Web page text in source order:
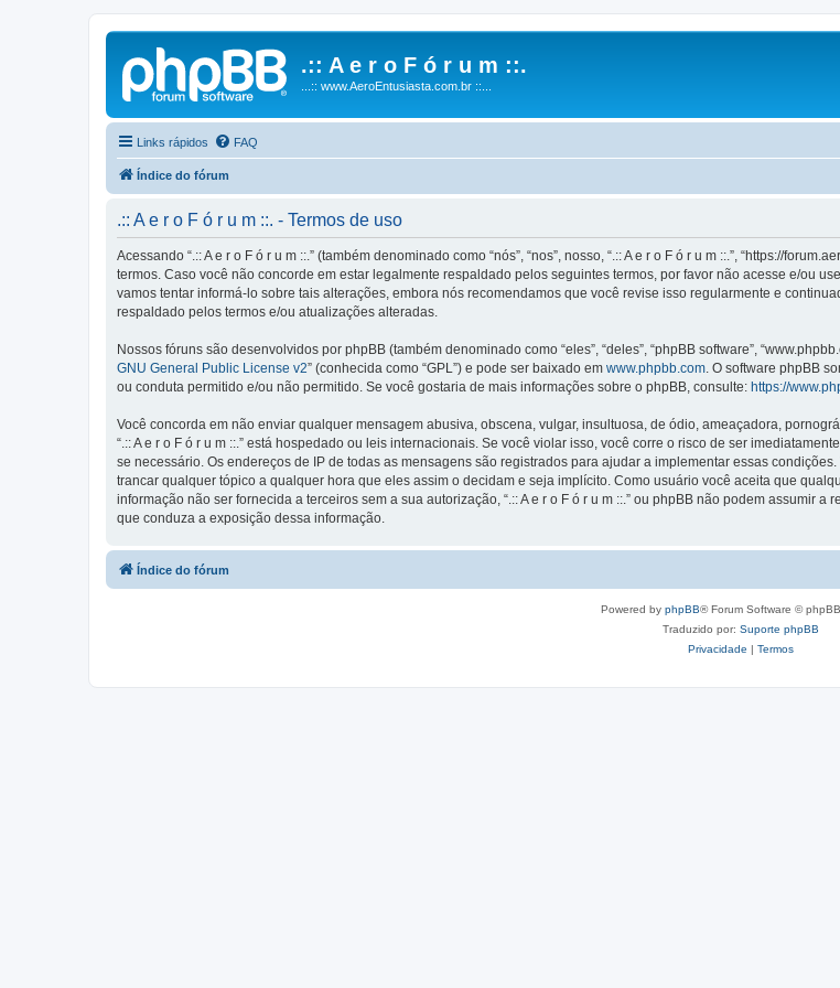
.:: A e r o F ó r u m ::.
...:: www.AeroEntusiasta.com.br ::...
Links rápidos FAQ
Índice do fórum
.:: A e r o F ó r u m ::. - Termos de uso
Acessando “.:: A e r o F ó r u m ::.” (também denominado como “nós”, “nos”, nosso, “.:: A e r o F ó r u m ::.”, “https://
termos. Caso você não concorde em estar legalmente respaldado pelos seguintes termos, por favor não acesse e/ou
vamos tentar informá-lo sobre tais alterações, embora nós recomendamos que você revise isso regularmente e
respaldado pelos termos e/ou atualizações alteradas.
Nossos fóruns são desenvolvidos por phpBB (também denominado como “eles”, “deles”, “phpBB software”,
GNU General Public License v2” (conhecida como “GPL”) e pode ser baixado em www.phpbb.com . O software phpBB
ou conduta permitido e/ou não permitido. Se você gostaria de mais informações sobre o phpBB, consulte: https://
Você concorda em não enviar qualquer mensagem abusiva, obscena, vulgar, insultuosa, de ódio, ameaçadora,
“.:: A e r o F ó r u m ::.” está hospedado ou leis internacionais. Se você violar isso, você corre o risco de ser
se necessário. Os endereços de IP de todas as mensagens são registrados para ajudar a implementar essas condições.
trancar qualquer tópico a qualquer hora que eles assim o decidam e seja implícito. Como usuário você aceita que
informação não ser fornecida a terceiros sem a sua autorização, “.:: A e r o F ó r u m ::.” ou phpBB não podem assumir
que conduza a exposição dessa informação.
Índice do fórum
Powered by phpBB® Forum Software ©
Traduzido por: Suporte phpBB
Privacidade | Termos